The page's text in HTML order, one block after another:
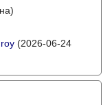
(2026-06-24